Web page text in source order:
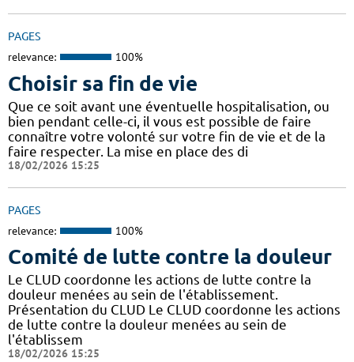
PAGES
relevance: 100%
Choisir sa fin de vie
Que ce soit avant une éventuelle hospitalisation, ou
bien pendant celle-ci, il vous est possible de faire
connaître votre volonté sur votre fin de vie et de la
faire respecter. La mise en place des di
18/02/2026 15:25
PAGES
relevance: 100%
Comité de lutte contre la douleur
Le CLUD coordonne les actions de lutte contre la
douleur menées au sein de l'établissement.
Présentation du CLUD Le CLUD coordonne les actions
de lutte contre la douleur menées au sein de
l'établissem
18/02/2026 15:25